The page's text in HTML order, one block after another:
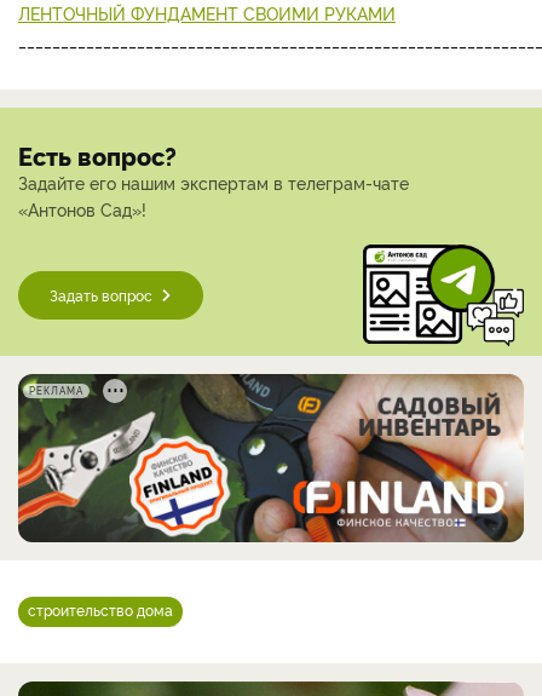
ЛЕНТОЧНЫЙ ФУНДАМЕНТ СВОИМИ РУКАМИ
Есть вопрос?
Задайте его нашим экспертам в телеграм-чате
«Антонов Сад»!
Задать вопрос
РЕКЛАМА
строительство дома